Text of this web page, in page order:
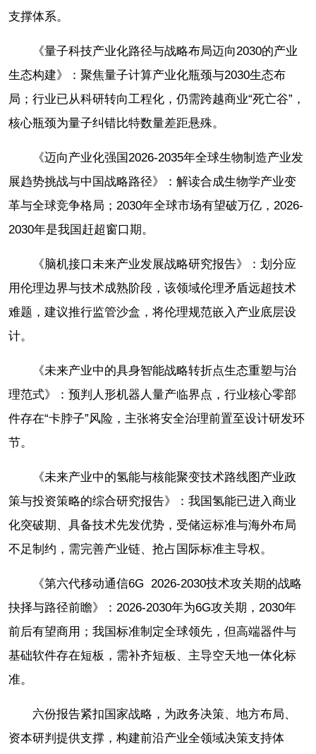
支撑体系。
《量子科技产业化路径与战略布局迈向2030的产业
生态构建》：聚焦量子计算产业化瓶颈与2030生态布
局；行业已从科研转向工程化，仍需跨越商业“死亡谷”，
核心瓶颈为量子纠错比特数量差距悬殊。
《迈向产业化强国2026-2035年全球生物制造产业发
展趋势挑战与中国战略路径》：解读合成生物学产业变
革与全球竞争格局；2030年全球市场有望破万亿，2026-
2030年是我国赶超窗口期。
《脑机接口未来产业发展战略研究报告》：划分应
用伦理边界与技术成熟阶段，该领域伦理矛盾远超技术
难题，建议推行监管沙盒，将伦理规范嵌入产业底层设
计。
《未来产业中的具身智能战略转折点生态重塑与治
理范式》：预判人形机器人量产临界点，行业核心零部
件存在“卡脖子”风险，主张将安全治理前置至设计研发环
节。
《未来产业中的氢能与核能聚变技术路线图产业政
策与投资策略的综合研究报告》：我国氢能已进入商业
化突破期、具备技术先发优势，受储运标准与海外布局
不足制约，需完善产业链、抢占国际标准主导权。
《第六代移动通信6G 2026-2030技术攻关期的战略
抉择与路径前瞻》：2026-2030年为6G攻关期，2030年
前后有望商用；我国标准制定全球领先，但高端器件与
基础软件存在短板，需补齐短板、主导空天地一体化标
准。
六份报告紧扣国家战略，为政务决策、地方布局、
资本研判提供支撑，构建前沿产业全领域决策支持体